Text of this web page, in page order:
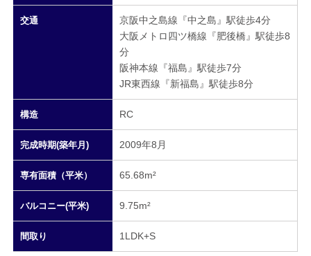
交通
京阪中之島線『中之島』駅徒歩4分
大阪メトロ四ツ橋線『肥後橋』駅徒歩8
分
阪神本線『福島』駅徒歩7分
JR東西線『新福島』駅徒歩8分
構造 RC
完成時期(築年月) 2009年8月
専有面積（平米） 65.68m²
バルコニー(平米) 9.75m²
間取り 1LDK+S